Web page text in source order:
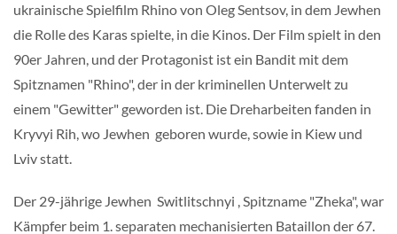
ukrainische Spielfilm Rhino von Oleg Sentsov, in dem Jewhen
die Rolle des Karas spielte, in die Kinos. Der Film spielt in den
90er Jahren, und der Protagonist ist ein Bandit mit dem
Spitznamen "Rhino", der in der kriminellen Unterwelt zu
einem "Gewitter" geworden ist. Die Dreharbeiten fanden in
Kryvyi Rih, wo Jewhen geboren wurde, sowie in Kiew und
Lviv statt.
Der 29-jährige Jewhen Switlitschnyi , Spitzname "Zheka", war
Kämpfer beim 1. separaten mechanisierten Bataillon der 67.